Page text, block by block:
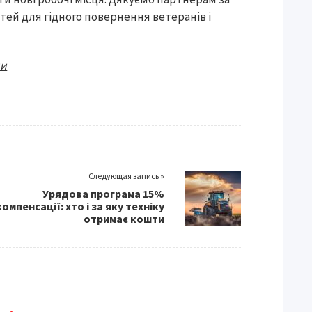
для гідного повернення ветеранів і
Следующая запись »
Урядова програма 15%
хто і за яку техніку
отримає кошти